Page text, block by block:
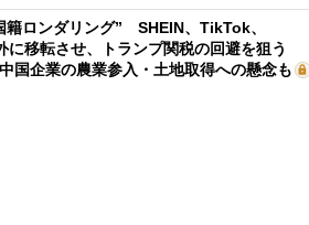
籍ロンダリング” SHEIN、TikTok、
移転させ、トランプ関税の回避を狙う
国企業の農業参入・土地取得への懸念も